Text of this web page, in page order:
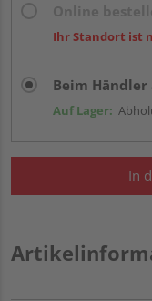
Ihr Standort ist
Beim Händler
Auf Lager:
In